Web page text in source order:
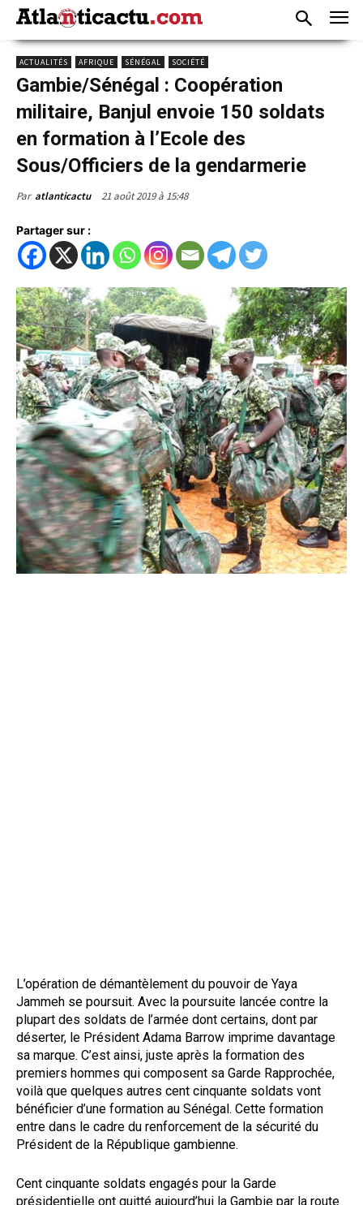
ACTUALITÉS AFRIQUE SÉNÉGAL SOCIÉTÉ
Gambie/Sénégal : Coopération
militaire, Banjul envoie 150 soldats
en formation à l’Ecole des
Sous/Officiers de la gendarmerie
Par atlanticactu 21 août 2019 à 15:48
Partager sur :
L’opération de démantèlement du pouvoir de Yaya
Jammeh se poursuit. Avec la poursuite lancée contre la
plupart des soldats de l’armée dont certains, dont par
déserter, le Président Adama Barrow imprime davantage
sa marque. C’est ainsi, juste après la formation des
premiers hommes qui composent sa Garde Rapprochée,
voilà que quelques autres cent cinquante soldats vont
bénéficier d’une formation au Sénégal. Cette formation
entre dans le cadre du renforcement de la sécurité du
Président de la République gambienne.
Cent cinquante soldats engagés pour la Garde
présidentielle ont quitté aujourd’hui la Gambie par la route